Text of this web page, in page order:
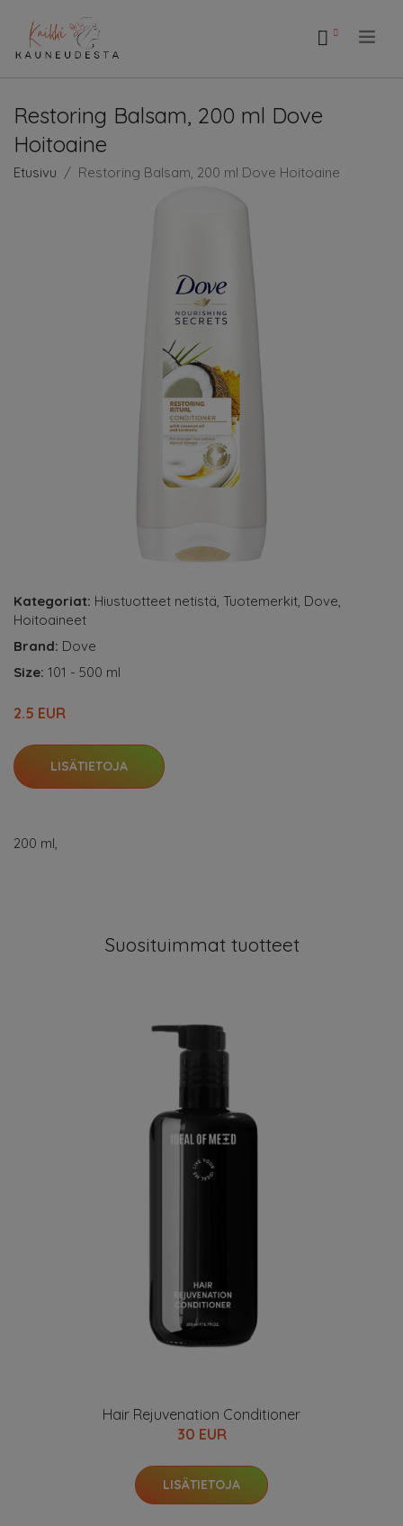
Restoring Balsam, 200 ml Dove
Hoitoaine
Etusivu Restoring Balsam, 200 ml Dove Hoitoaine
Kategoriat: Hiustuotteet netistä, Tuotemerkit, Dove,
Hoitoaineet
Brand: Dove
Size: 101 - 500 ml
2.5 EUR
LISÄTIETOJA
200 ml,
Suosituimmat tuotteet
Hair Rejuvenation Conditioner
30 EUR
LISÄTIETOJA